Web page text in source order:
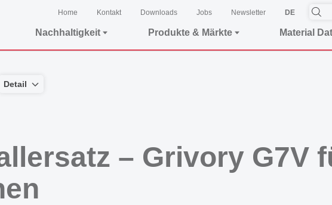
Home Kontakt Downloads Jobs Newsletter DE
Nachhaltigkeit Produkte & Märkte Material
Detail
– Grivory G7V